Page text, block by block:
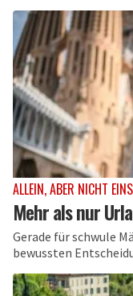
ALLEIN, ABER NICHT
Mehr als nur
Gerade für schwule
bewussten